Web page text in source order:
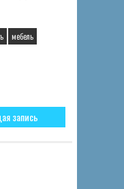
мебель
запись